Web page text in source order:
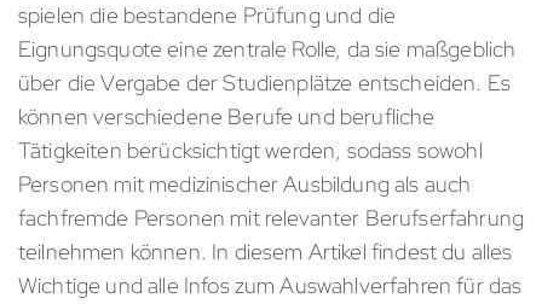
spielen die bestandene Prüfung und die
Eignungsquote eine zentrale Rolle, da sie maßgeblich
über die Vergabe der Studienplätze entscheiden. Es
können verschiedene Berufe und berufliche
Tätigkeiten berücksichtigt werden, sodass sowohl
Personen mit medizinischer Ausbildung als auch
fachfremde Personen mit relevanter Berufserfahrung
teilnehmen können. In diesem Artikel findest du alles
Wichtige und alle Infos zum Auswahlverfahren für das